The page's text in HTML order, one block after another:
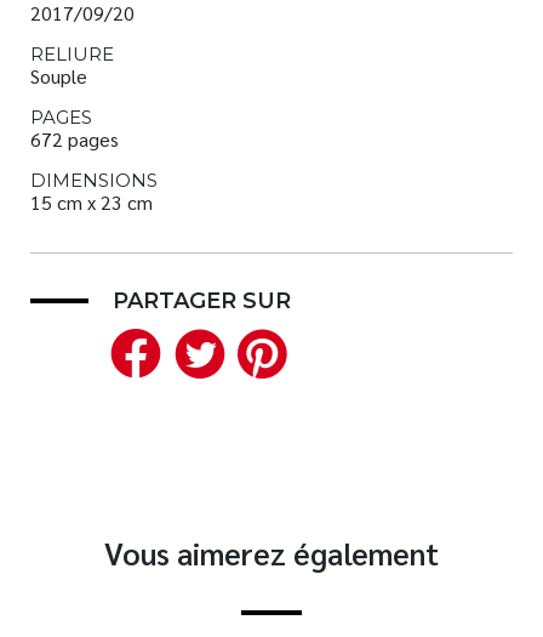
2017/09/20
RELIURE
Souple
PAGES
672 pages
DIMENSIONS
15 cm x 23 cm
PARTAGER SUR
Facebook
Twitter
Vous aimerez également